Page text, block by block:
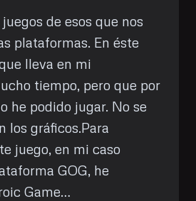
de esos que nos
plataformas. En éste
lleva en mi
tiempo, pero que por
he podido jugar. No se
los gráficos.Para
juego, en mi caso
GOG, he
Game…